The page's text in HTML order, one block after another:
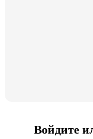
Войдите